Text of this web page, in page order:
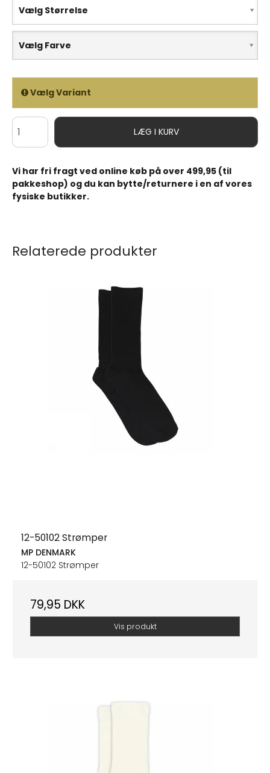
Vælg Størrelse
Vælg Farve
Vælg Variant
LÆG I KURV
Vi har fri fragt ved online køb på over 499,95 (til
pakkeshop) og du kan bytte/returnere i en af vores
fysiske butikker.
Relaterede produkter
12-50102 Strømper
MP DENMARK
12-50102 Strømper
79,95 DKK
Vis produkt